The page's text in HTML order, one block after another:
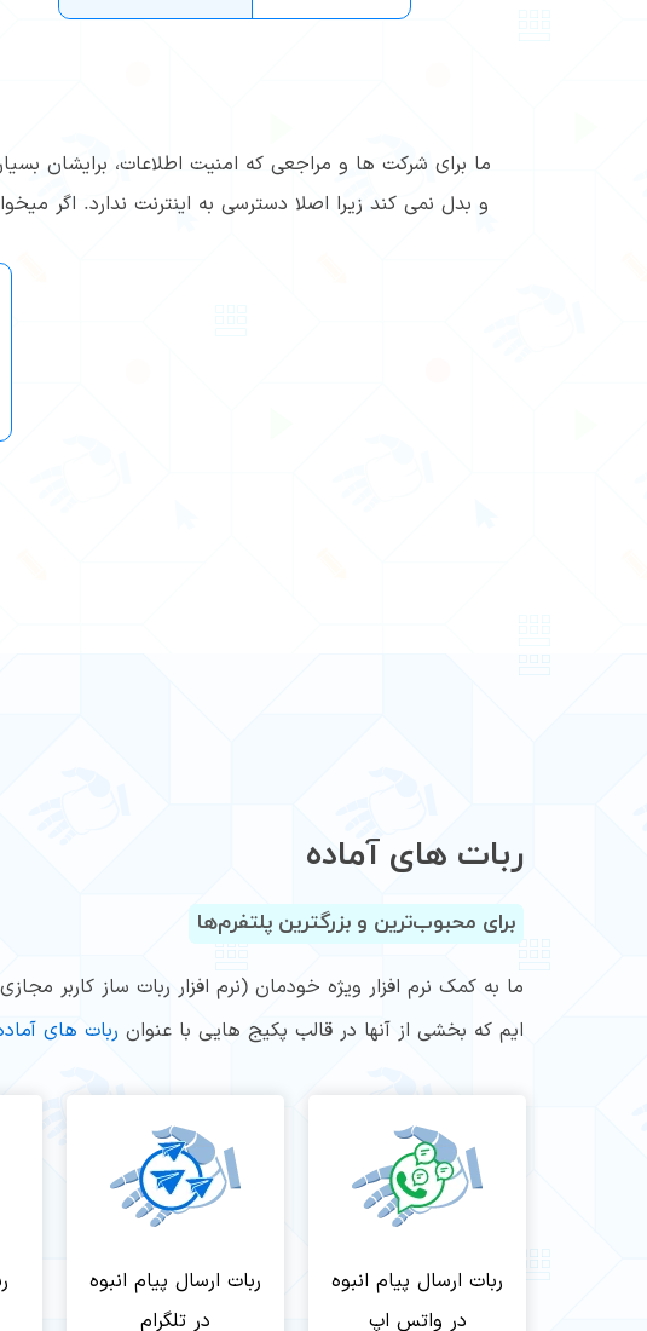
ما برای شرکت ها و مراجعی که امنیت اطلاعات، برایشان
و بدل نمی کند زیرا اصلا دسترسی به اینترنت ندارد. اگر
ربات های آماده
برای محبوب‌ترین و بزرگترین پلتفرم‌ها
ما به کمک نرم افزار ویژه خودمان (نرم افزار ربات ساز کاربر
ایم که بخشی از آنها در قالب پکیج هایی با عنوان ربات های
ربات ارسال پیام انبوه
در واتس اپ
ربات ارسال پیام انبوه
در تلگرام